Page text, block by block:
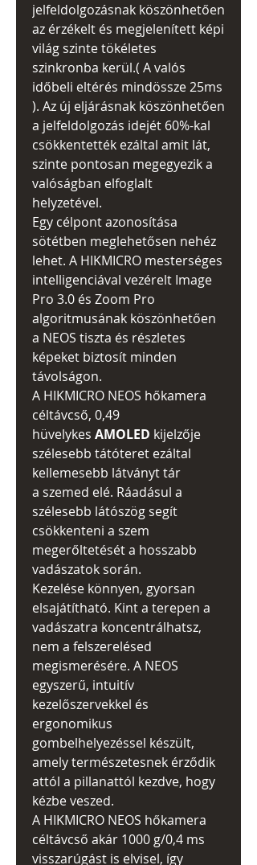
jelfeldolgozásnak köszönhetően
az érzékelt és megjelenített képi
világ szinte tökéletes
szinkronba kerül.( A valós
időbeli eltérés mindössze 25ms
). Az új eljárásnak köszönhetően
a jelfeldolgozás idejét 60%-kal
csökkentették ezáltal amit lát,
szinte pontosan megegyezik a
valóságban elfoglalt
helyzetével.
Egy célpont azonosítása
sötétben meglehetősen nehéz
lehet. A HIKMICRO mesterséges
intelligenciával vezérelt Image
Pro 3.0 és Zoom Pro
algoritmusának köszönhetően
a NEOS tiszta és részletes
képeket biztosít minden
távolságon.
A HIKMICRO NEOS hőkamera
céltávcső, 0,49
hüvelykes AMOLED kijelzője
szélesebb tátóteret ezáltal
kellemesebb látványt tár
a szemed elé. Ráadásul a
szélesebb látószög segít
csökkenteni a szem
megerőltetését a hosszabb
vadászatok során.
Kezelése könnyen, gyorsan
elsajátítható. Kint a terepen a
vadászatra koncentrálhatsz,
nem a felszerelésed
megismerésére. A NEOS
egyszerű, intuitív
kezelőszervekkel és
ergonomikus
gombelhelyezéssel készült,
amely természetesnek érződik
attól a pillanattól kezdve, hogy
kézbe veszed.
A HIKMICRO NEOS hőkamera
céltávcső akár 1000 g/0,4 ms
visszarúgást is elvisel, így